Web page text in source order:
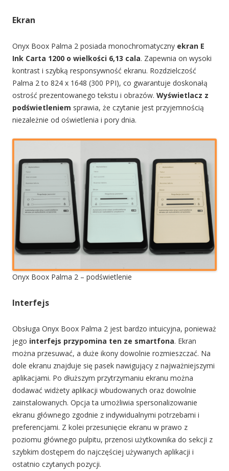
Ekran
Onyx Boox Palma 2 posiada monochromatyczny ekran E
Ink Carta 1200 o wielkości 6,13 cala. Zapewnia on wysoki
kontrast i szybką responsywność ekranu. Rozdzielczość
Palma 2 to 824 x 1648 (300 PPI), co gwarantuje doskonałą
ostrość prezentowanego tekstu i obrazów. Wyświetlacz z
podświetleniem sprawia, że czytanie jest przyjemnością
niezależnie od oświetlenia i pory dnia.
Onyx Boox Palma 2 – podświetlenie
Interfejs
Obsługa Onyx Boox Palma 2 jest bardzo intuicyjna, ponieważ
jego interfejs przypomina ten ze smartfona. Ekran
można przesuwać, a duże ikony dowolnie rozmieszczać. Na
dole ekranu znajduje się pasek nawigujący z najważniejszymi
aplikacjami. Po dłuższym przytrzymaniu ekranu można
dodawać widżety aplikacji wbudowanych oraz dowolnie
zainstalowanych. Opcja ta umożliwia spersonalizowanie
ekranu głównego zgodnie z indywidualnymi potrzebami i
preferencjami. Z kolei przesunięcie ekranu w prawo z
poziomu głównego pulpitu, przenosi użytkownika do sekcji z
szybkim dostępem do najczęściej używanych aplikacji i
ostatnio czytanych pozycji.